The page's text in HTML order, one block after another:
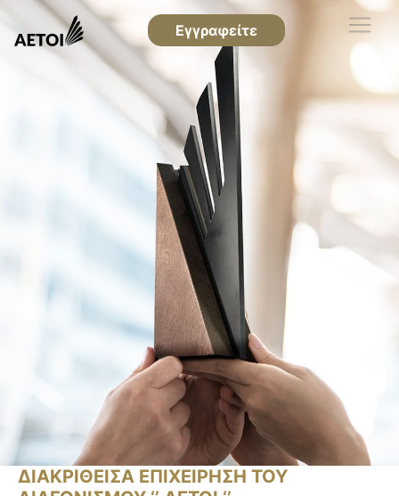
Εγγραφείτε
ΔΙΑΚΡΙΘΕΙΣΑ ΕΠΙΧΕΙΡΗΣΗ ΤΟΥ